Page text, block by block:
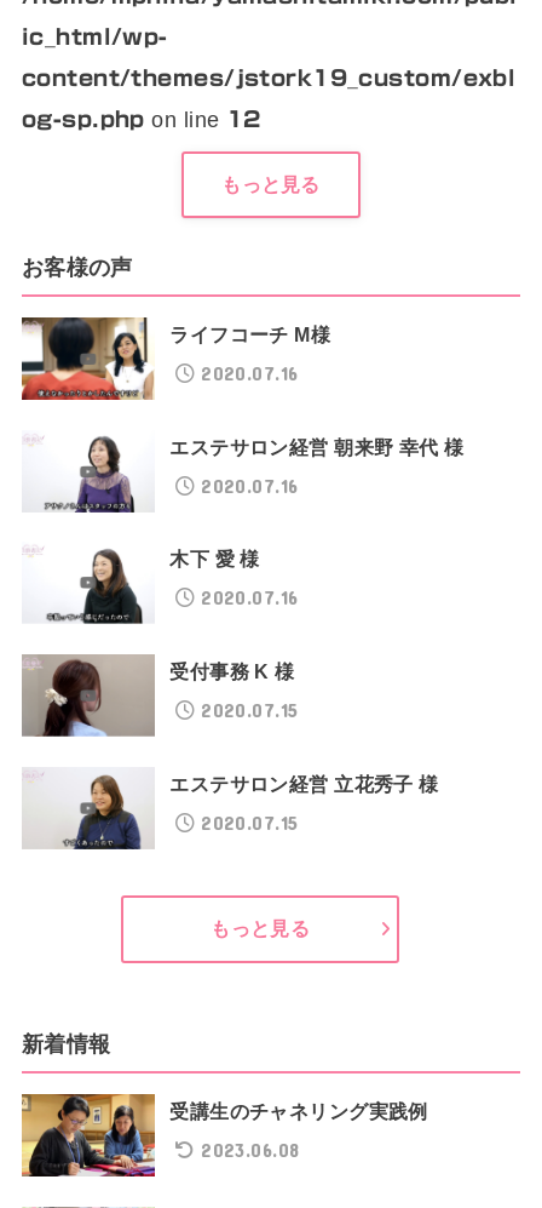
ic_html/wp-
content/themes/jstork19_custom/exbl
og-sp.php on line 12
もっと見る
お客様の声
ライフコーチ M様
2020.07.16
エステサロン経営 朝来野 幸代 様
2020.07.16
木下 愛 様
2020.07.16
受付事務 K 様
2020.07.15
エステサロン経営 立花秀子 様
2020.07.15
もっと見る
新着情報
受講生のチャネリング実践例
2023.06.08